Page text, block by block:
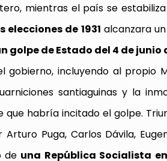
mientras el país se
elecciones de 1931 alcanzara
golpe de Estado del 4 de junio
incluyendo al propio
santiaguinas y la
habría incitado el golpe.
Puga, Carlos Dávila,
de una República Socialista